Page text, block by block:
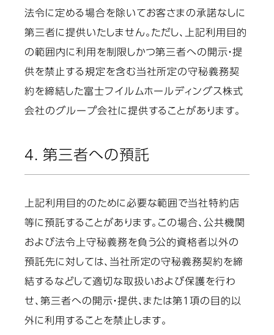
法令に定める場合を除いてお客さまの承諾なしに
第三者に提供いたしません。ただし、上記利用目的
の範囲内に利用を制限しかつ第三者への開示・提
供を禁止する規定を含む当社所定の守秘義務契
約を締結した富士フイルムホールディングス株式
会社のグループ会社に提供することがあります。
4. 第三者への預託
上記利用目的のために必要な範囲で当社特約店
等に預託することがあります。この場合、公共機関
および法令上守秘義務を負う公的資格者以外の
預託先に対しては、当社所定の守秘義務契約を締
結するなどして適切な取扱いおよび保護を行わ
せ、第三者への開示・提供、または第１項の目的以
外に利用することを禁止します。